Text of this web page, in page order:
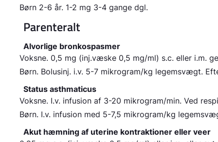
Børn 2-6 år. 1-2 mg 3-4 gange dgl.
Parenteralt
Alvorlige bronkospasmer
Voksne. 0,5 mg (inj.væske 0,5 mg/ml) s.c. eller i.m.
Børn. Bolusinj. i.v. 5-7 mikrogram/kg legemsvægt.
Status asthmaticus
Voksne. I.v. infusion af 3-20 mikrogram/min. Ved
Børn. I.v. infusion med 5-7,5 mikrogram/kg
Akut hæmning af uterine kontraktioner eller veer